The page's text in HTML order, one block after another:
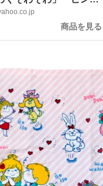
女の子 日用品
アートサロン和錆 -
ショッピング
商品を見る